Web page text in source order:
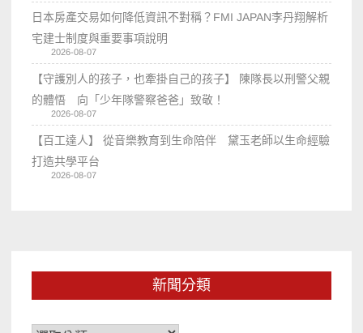
日本房產交易如何降低資訊不對稱？FMI JAPAN李丹翔解析
宅建士制度與重要事項說明
2026-08-07
【守護別人的孩子，也牽掛自己的孩子】 陳隊長以刑警父親
的體悟 向「少年隊警察爸爸」致敬！
2026-08-07
【百工達人】 從音樂教育到生命陪伴 黛玉老師以生命經驗
打造共學平台
2026-08-07
新聞分類